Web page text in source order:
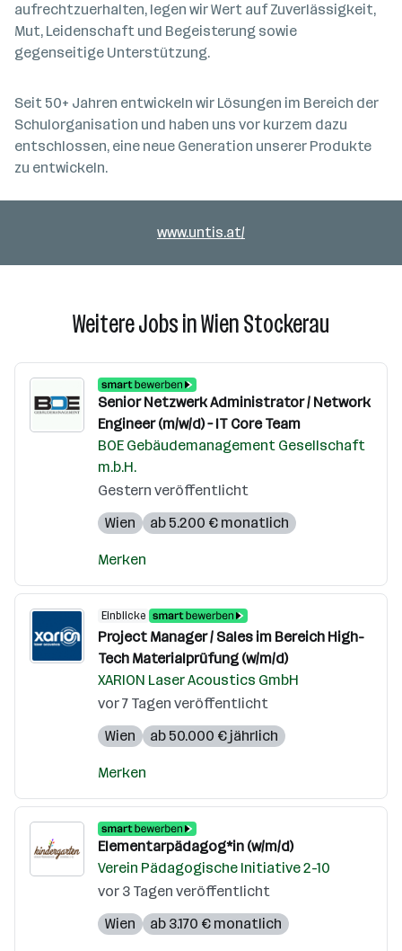
aufrechtzuerhalten, legen wir Wert auf Zuverlässigkeit,
Mut, Leidenschaft und Begeisterung sowie
gegenseitige Unterstützung.
Seit 50+ Jahren entwickeln wir Lösungen im Bereich der
Schulorganisation und haben uns vor kurzem dazu
entschlossen, eine neue Generation unserer Produkte
zu entwickeln.
www.untis.at/
Weitere Jobs in Wien Stockerau
Senior Netzwerk Administrator / Network
Engineer (m/w/d) – IT Core Team
BOE Gebäudemanagement Gesellschaft
m.b.H.
Gestern veröffentlicht
Wien
ab 5.200 € monatlich
Merken
Einblicke
Project Manager / Sales im Bereich High-
Tech Materialprüfung (w/m/d)
XARION Laser Acoustics GmbH
vor 7 Tagen veröffentlicht
Wien
ab 50.000 € jährlich
Merken
Elementarpädagog*in (w/m/d)
Verein Pädagogische Initiative 2-10
vor 3 Tagen veröffentlicht
Wien
ab 3.170 € monatlich